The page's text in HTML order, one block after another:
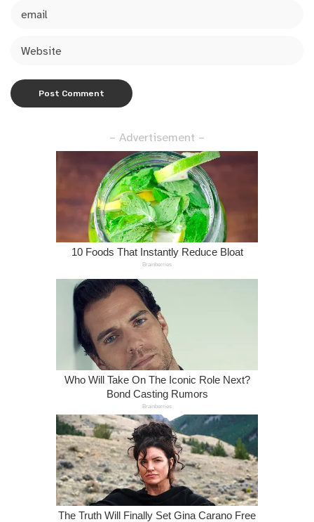
– Advertisement –